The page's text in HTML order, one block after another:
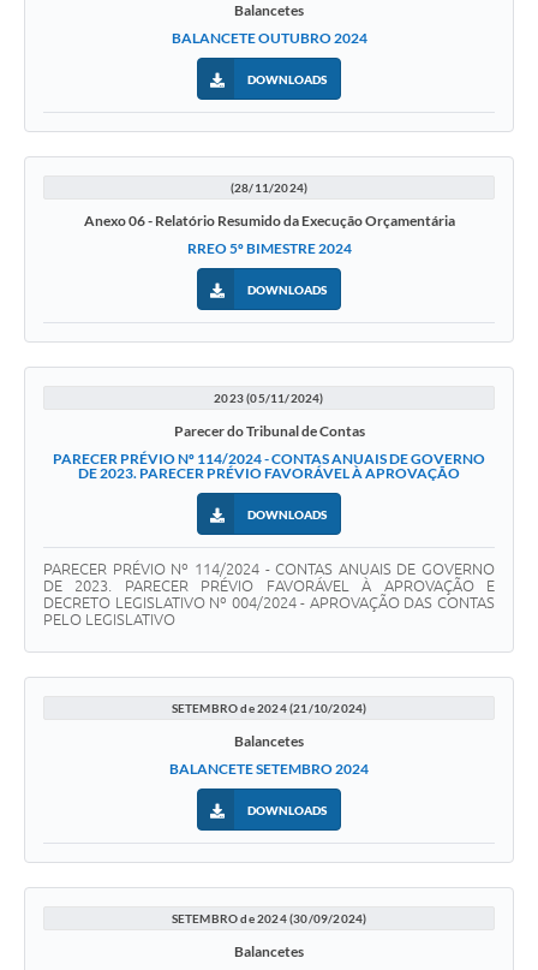
Balancetes
BALANCETE OUTUBRO 2024
DOWNLOADS
(28/11/2024)
Anexo 06 - Relatório Resumido da Execução Orçamentária
RREO 5º BIMESTRE 2024
DOWNLOADS
2023 (05/11/2024)
Parecer do Tribunal de Contas
PARECER PRÉVIO Nº 114/2024 - CONTAS ANUAIS DE GOVERNO
DE 2023. PARECER PRÉVIO FAVORÁVEL À APROVAÇÃO
DOWNLOADS
PARECER PRÉVIO Nº 114/2024 - CONTAS ANUAIS DE GOVERNO
DE 2023. PARECER PRÉVIO FAVORÁVEL À APROVAÇÃO E
DECRETO LEGISLATIVO Nº 004/2024 - APROVAÇÃO DAS CONTAS
PELO LEGISLATIVO
SETEMBRO de 2024 (21/10/2024)
Balancetes
BALANCETE SETEMBRO 2024
DOWNLOADS
SETEMBRO de 2024 (30/09/2024)
Balancetes